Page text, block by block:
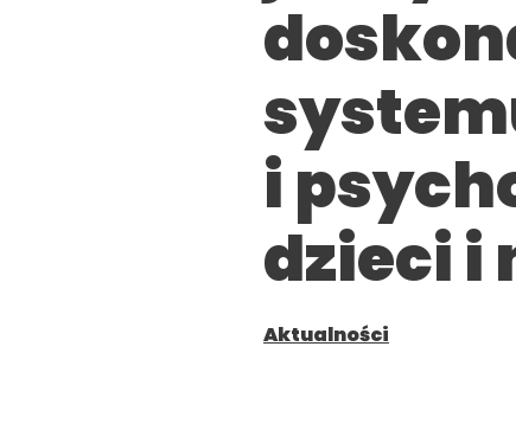
i
dzieci i
Aktualności